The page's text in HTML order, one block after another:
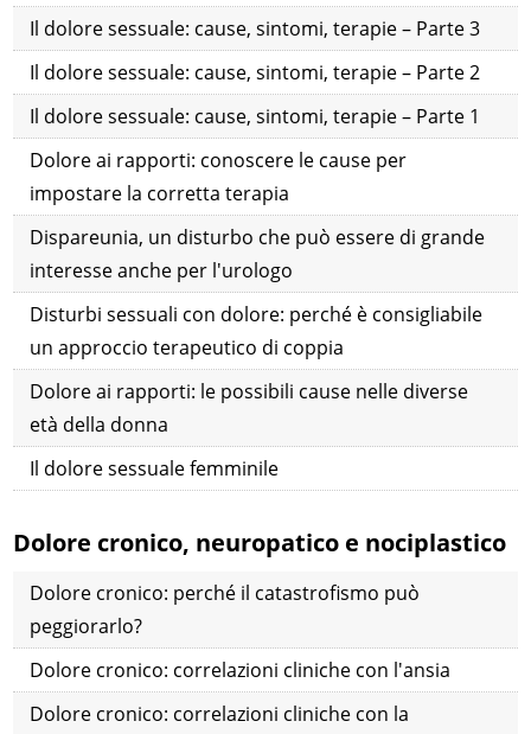
Il dolore sessuale: cause, sintomi, terapie – Parte 3
Il dolore sessuale: cause, sintomi, terapie – Parte 2
Il dolore sessuale: cause, sintomi, terapie – Parte 1
Dolore ai rapporti: conoscere le cause per
impostare la corretta terapia
Dispareunia, un disturbo che può essere di grande
interesse anche per l'urologo
Disturbi sessuali con dolore: perché è consigliabile
un approccio terapeutico di coppia
Dolore ai rapporti: le possibili cause nelle diverse
età della donna
Il dolore sessuale femminile
Dolore cronico, neuropatico e nociplastico
Dolore cronico: perché il catastrofismo può
peggiorarlo?
Dolore cronico: correlazioni cliniche con l'ansia
Dolore cronico: correlazioni cliniche con la